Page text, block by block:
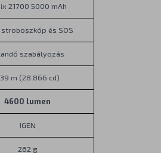
21700 5000 mAh
stroboszkóp és SOS
szabályozás
m (28 866 cd)
4600 lumen
IGEN
262 g